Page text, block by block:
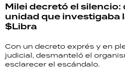
Milei decretó el silencio:
unidad que investigaba
$Libra
Con un decreto exprés y en
judicial, desmanteló el
esclarecer el escándalo.